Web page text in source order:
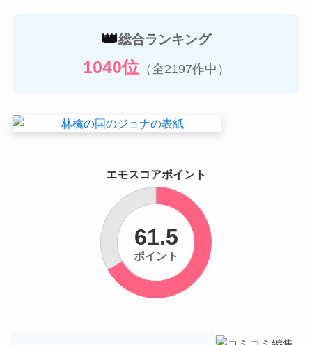
👑総合ランキング
1040位（全2197作中）
エモスコアポイント
61.5
ポイント